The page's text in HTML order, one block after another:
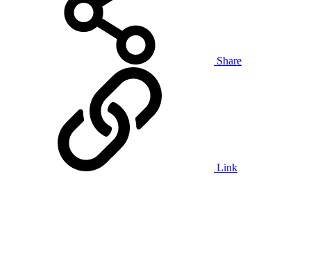
Share
Link